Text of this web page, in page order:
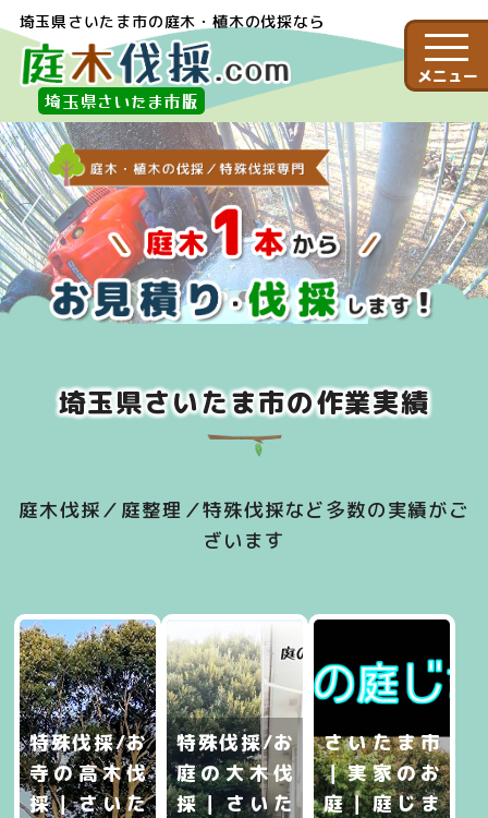
埼玉県さいたま市の庭木・植木の伐採なら
埼玉県さいたま市版
メニュー
埼玉県さいたま市の作業実績
庭木伐採／庭整理／特殊伐採など多数の実績がご
ざいます
特殊伐採/お
寺の高木伐
採｜さいた
特殊伐採/お
庭の大木伐
採｜さいた
さいたま市
｜実家のお
庭｜庭じま